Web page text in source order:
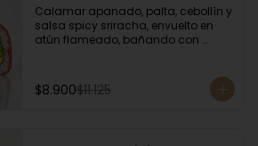
Calamar apanado, palta, cebollín y
salsa spicy sriracha, envuelto en
atún flameado, bañando con
$8.900$11.125